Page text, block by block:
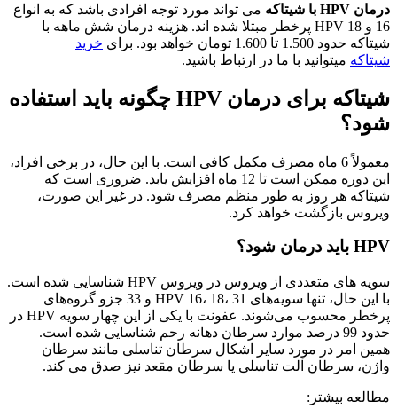
درمان HPV با شیتاکه
می تواند مورد توجه افرادی باشد که به انواع
16 و 18 HPV پرخطر مبتلا شده اند. هزینه درمان شش ماهه با
شیتاکه حدود 1.500 تا 1.600 تومان خواهد بود. برای
خرید
شیتاکه میتوانید با ما در ارتباط باشید.
شیتاکه برای درمان HPV چگونه باید استفاده
شود؟
معمولاً 6 ماه مصرف مکمل کافی است. با این حال، در برخی افراد،
این دوره ممکن است تا 12 ماه افزایش یابد. ضروری است که
شیتاکه هر روز به طور منظم مصرف شود. در غیر این صورت،
ویروس بازگشت خواهد کرد.
HPV باید درمان شود؟
سویه های متعددی از ویروس در ویروس HPV شناسایی شده است.
با این حال، تنها سویه‌های HPV 16، 18، 31 و 33 جزو گروه‌های
پرخطر محسوب می‌شوند. عفونت با یکی از این چهار سویه HPV در
حدود 99 درصد موارد سرطان دهانه رحم شناسایی شده است.
همین امر در مورد سایر اشکال سرطان تناسلی مانند سرطان
واژن، سرطان آلت تناسلی یا سرطان مقعد نیز صدق می کند.
مطالعه بیشتر: